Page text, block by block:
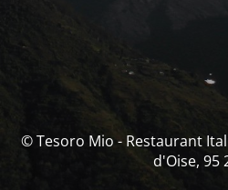
© Tesoro Mio - Restaurant
d'Oise, 95